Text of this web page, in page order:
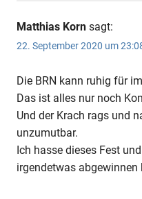
Matthias Korn sagt:
22. September 2020 um
Die BRN kann ruhig für
Das ist alles nur noch
Und der Krach rags und
unzumutbar.
Ich hasse dieses Fest
irgendetwas abgewinnen